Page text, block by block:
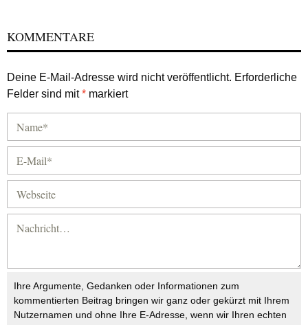
KOMMENTARE
Deine E-Mail-Adresse wird nicht veröffentlicht. Erforderliche
Felder sind mit* markiert
Ihre Argumente, Gedanken oder Informationen zum
kommentierten Beitrag bringen wir ganz oder gekürzt mit Ihrem
Nutzernamen und ohne Ihre E-Adresse, wenn wir Ihren echten